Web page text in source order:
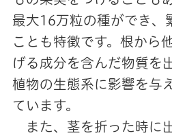
最大16万粒の種ができ、
ことも特徴です。根から
げる成分を含んだ物質を
植物の生態系に影響を与
ています。
また、茎を折った時に